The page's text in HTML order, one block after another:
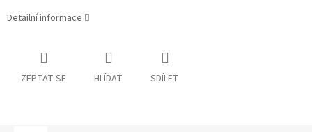
Detailní informace
ZEPTAT SE HLÍDAT SDÍLET